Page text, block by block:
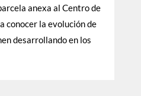
anexa al Centro de
conocer la evolución de
desarrollando en los